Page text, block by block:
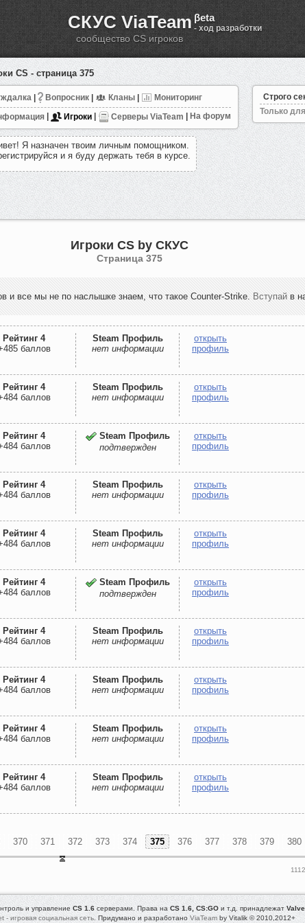
СКУС ViaTeam βeta
- ход разработки
сообщество CS игроков
CS - страница 375
Вопросник Кланы
Мониторинг
Игроки Серверы ViaTeam На форум
Строго
Только
вет! Я назначен твоим личным помощником.
егистрируйся и я буду держать тебя в курсе.
Игроки CS by СКУС
Cтраница 375
и все мы не по наслышке знаем, что такое Counter-Strike. Вступай в
Рейтинг 4
баллов
Steam Профиль
нет информации
открыть
профиль
Рейтинг 4
баллов
Steam Профиль
нет информации
открыть
профиль
Рейтинг 4
баллов
Steam Профиль
подтвержден
открыть
профиль
Рейтинг 4
баллов
Steam Профиль
нет информации
открыть
профиль
Рейтинг 4
баллов
Steam Профиль
нет информации
открыть
профиль
Рейтинг 4
баллов
Steam Профиль
подтвержден
открыть
профиль
Рейтинг 4
баллов
Steam Профиль
нет информации
открыть
профиль
Рейтинг 4
баллов
Steam Профиль
нет информации
открыть
профиль
Рейтинг 4
баллов
Steam Профиль
нет информации
открыть
профиль
Рейтинг 4
баллов
Steam Профиль
нет информации
открыть
профиль
370 371 372 373 374 375 376 377 378 379 380
и управлениеCS 1.6серверами. Права наCS 1.6, CS:GOи т.д. принадлежатValve
- игровая социальная сеть. Придумано и разработано ViaTeamby Vitalik © 2010,2012+